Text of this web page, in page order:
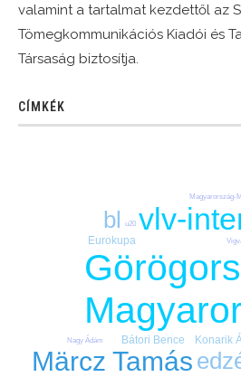
valamint a tartalmat kezdettől az
Tömegkommunikációs Kiadói és
Társaság biztosítja.
CÍMKÉK
vlv-
Märcz Tamás
bl
Bátori Bence
Eurokupa
Konarik
Magyarország-
Nagy Ádám
u20